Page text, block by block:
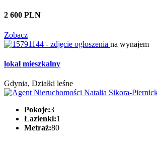
2 600 PLN
Zobacz
na wynajem
lokal mieszkalny
Gdynia, Działki leśne
Pokoje:3
Łazienki:1
Metraż:80